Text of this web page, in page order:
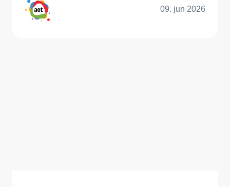
09. jun 2026